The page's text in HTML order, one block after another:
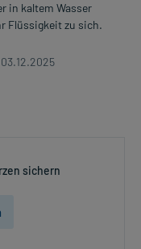
in kaltem Wasser
Flüssigkeit zu sich.
03.12.2025
sichern